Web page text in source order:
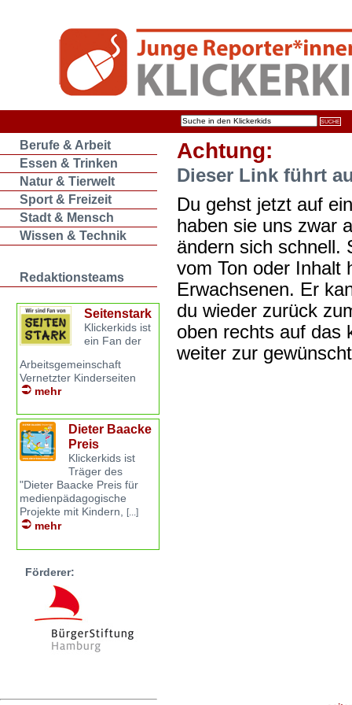
Berufe & Arbeit
Essen & Trinken
Natur & Tierwelt
Sport & Freizeit
Stadt & Mensch
Wissen & Technik
Redaktionsteams
Seitenstark
Klickerkids ist
ein Fan der
Arbeitsgemeinschaft
Vernetzter Kinderseiten
mehr
Dieter Baacke
Preis
Klickerkids ist
Träger des
"Dieter Baacke Preis für
medienpädagogische
Projekte mit Kindern, [...]
mehr
Förderer:
Achtung:
Dieser Link führt
Du gehst jetzt auf
haben sie uns zwar
ändern sich schnell.
vom Ton oder Inhalt
Erwachsenen. Er
du wieder zurück
oben rechts auf das
weiter zur